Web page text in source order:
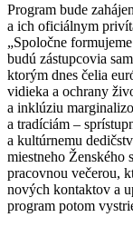
Program bude
a ich oficiálnym
„Spoločne
budú zástupcovia
ktorým dnes čelia
vidieka a ochrany
a inklúziu
a tradíciám –
a kultúrnemu
miestneho
pracovnou večerou,
nových kontaktov a
program potom